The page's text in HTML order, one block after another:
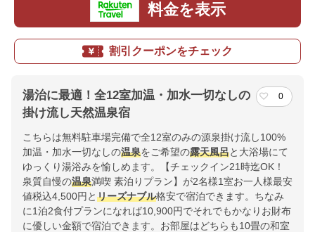
料金を表示
割引クーポンをチェック
湯治に最適！全12室加温・加水一切なしの
掛け流し天然温泉宿
0
こちらは無料駐車場完備で全12室のみの源泉掛け流し100%
加温・加水一切なしの温泉をご希望の露天風呂と大浴場にて
ゆっくり湯浴みを愉しめます。【チェックイン21時迄OK！
泉質自慢の温泉満喫 素泊りプラン】が2名様1室お一人様最安
値税込4,500円とリーズナブル格安で宿泊できます。ちなみ
に1泊2食付プランになれば10,900円でそれでもかなりお財布
に優しい金額で宿泊できます。お部屋はどちらも10畳の和室